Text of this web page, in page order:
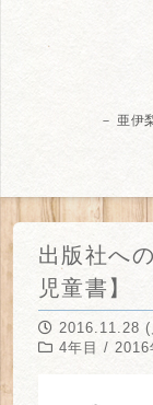
－ 亜伊
出版社へ
児童書】
2016.11.28 (
4年目 / 2016